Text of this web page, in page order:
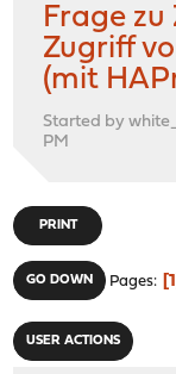
Frage
Zugriff
(mit
Started by
PM
PRINT
GO DOWN Pages 1
USER ACTIONS